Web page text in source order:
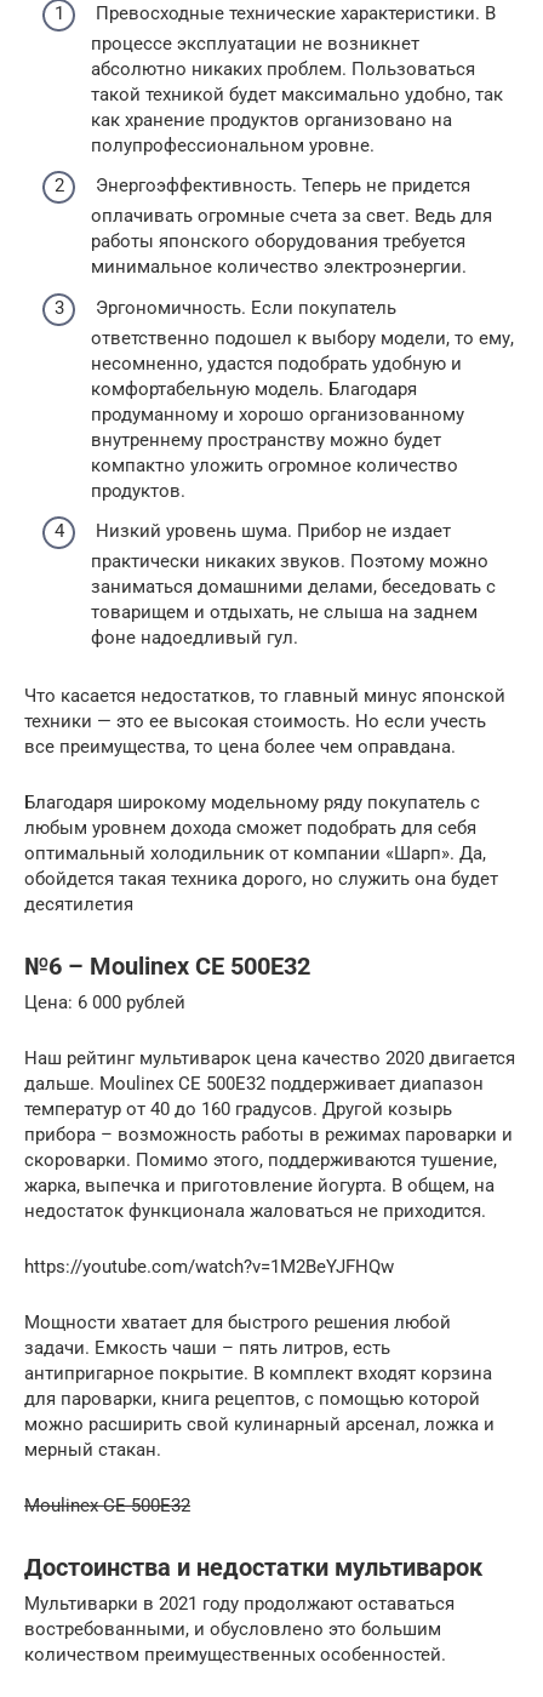
Превосходные технические характеристики. В
процессе эксплуатации не возникнет
абсолютно никаких проблем. Пользоваться
такой техникой будет максимально удобно, так
как хранение продуктов организовано на
полупрофессиональном уровне.
Энергоэффективность. Теперь не придется
оплачивать огромные счета за свет. Ведь для
работы японского оборудования требуется
минимальное количество электроэнергии.
Эргономичность. Если покупатель
ответственно подошел к выбору модели, то ему,
несомненно, удастся подобрать удобную и
комфортабельную модель. Благодаря
продуманному и хорошо организованному
внутреннему пространству можно будет
компактно уложить огромное количество
продуктов.
Низкий уровень шума. Прибор не издает
практически никаких звуков. Поэтому можно
заниматься домашними делами, беседовать с
товарищем и отдыхать, не слыша на заднем
фоне надоедливый гул.
Что касается недостатков, то главный минус японской
техники — это ее высокая стоимость. Но если учесть
все преимущества, то цена более чем оправдана.
Благодаря широкому модельному ряду покупатель с
любым уровнем дохода сможет подобрать для себя
оптимальный холодильник от компании «Шарп». Да,
обойдется такая техника дорого, но служить она будет
десятилетия
№6 – Moulinex CE 500E32
Цена: 6 000 рублей
Наш рейтинг мультиварок цена качество 2020 двигается
дальше. Moulinex CE 500E32 поддерживает диапазон
температур от 40 до 160 градусов. Другой козырь
прибора – возможность работы в режимах пароварки и
скороварки. Помимо этого, поддерживаются тушение,
жарка, выпечка и приготовление йогурта. В общем, на
недостаток функционала жаловаться не приходится.
https://youtube.com/watch?v=1M2BeYJFHQw
Мощности хватает для быстрого решения любой
задачи. Емкость чаши – пять литров, есть
антипригарное покрытие. В комплект входят корзина
для пароварки, книга рецептов, с помощью которой
можно расширить свой кулинарный арсенал, ложка и
мерный стакан.
Moulinex CE 500E32
Достоинства и недостатки мультиварок
Мультиварки в 2021 году продолжают оставаться
востребованными, и обусловлено это большим
количеством преимущественных особенностей.